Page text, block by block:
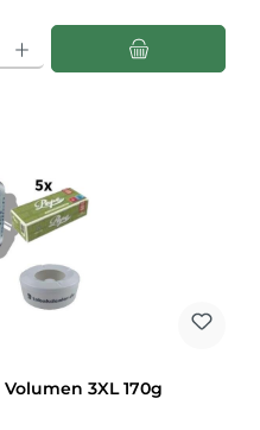
ein oder benutze die Schaltflächen
3XL 170g